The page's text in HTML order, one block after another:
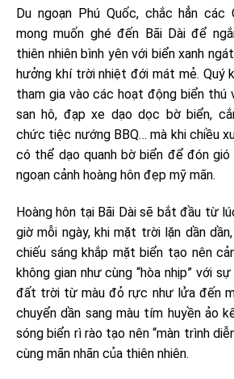
Du ngoạn Phú Quốc, chắc hẳn các
mong muốn ghé đến Bãi Dài để
thiên nhiên bình yên với biển xanh
hưởng khí trời nhiệt đới mát mẻ. Quý
tham gia vào các hoạt động biển thú
san hô, đạp xe dạo dọc bờ biển,
chức tiệc nướng BBQ… mà khi chiều
có thể dạo quanh bờ biển để đón
ngoạn cảnh hoàng hôn đẹp mỹ mãn.
Hoàng hôn tại Bãi Dài sẽ bắt đầu từ
giờ mỗi ngày, khi mặt trời lặn dần
chiếu sáng khắp mặt biển tạo nên
không gian như cùng “hòa nhịp” với
đất trời từ màu đỏ rực như lửa đến
chuyển dần sang màu tím huyền ảo
sóng biển rì rào tạo nên “màn trình
cùng mãn nhãn của thiên nhiên.